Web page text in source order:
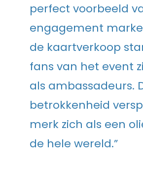
perfect voorbeeld
engagement
de kaartverkoop
fans van het event
als ambassadeurs.
betrokkenheid
merk zich als een
de hele wereld.”